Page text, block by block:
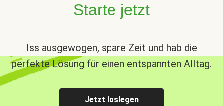
Starte jetzt
Iss ausgewogen, spare Zeit und hab die
perfekte Lösung für einen entspannten Alltag.
Jetzt loslegen